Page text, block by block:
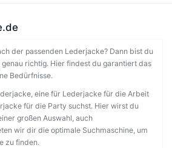
der passenden Lederjacke? Dann bist du
richtig. Hier findest du garantiert das
Bedürfnisse.
eine für Lederjacke für die Arbeit
für die Party suchst. Hier wirst du
großen Auswahl, auch
wir dir die optimale Suchmaschine, um
zu finden.